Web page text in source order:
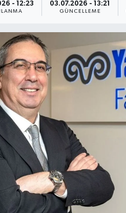
- 12:23 03.07.2026 - 13:21
GÜNCELLEME